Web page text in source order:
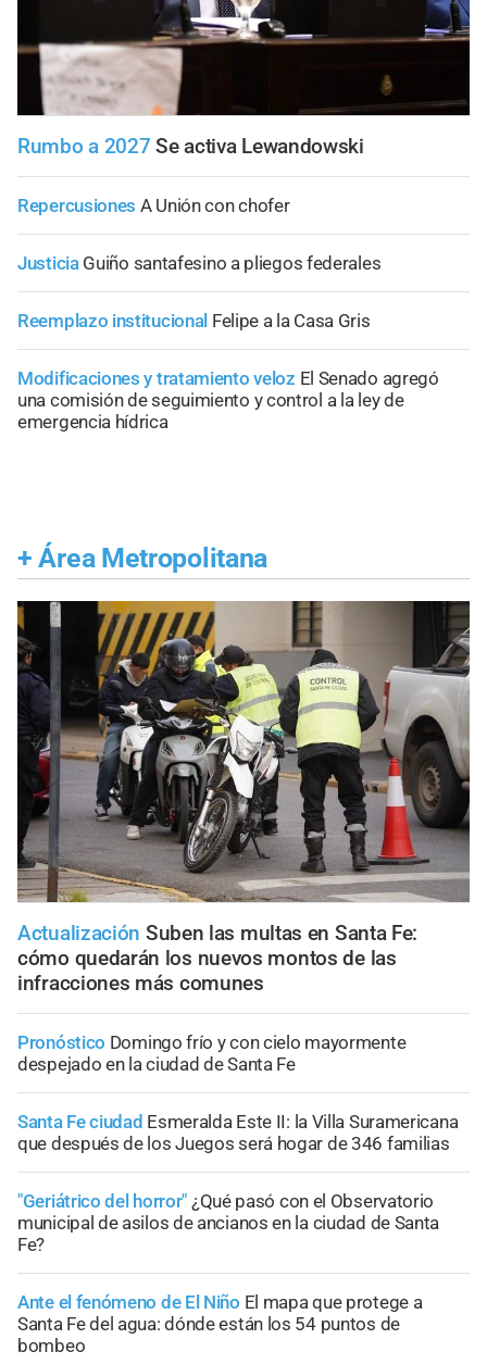
Rumbo a 2027 Se activa Lewandowski
Repercusiones A Unión con chofer
Justicia Guiño santafesino a pliegos federales
Reemplazo institucional Felipe a la Casa Gris
Modificaciones y tratamiento veloz El Senado agregó
una comisión de seguimiento y control a la ley de
emergencia hídrica
+ Área Metropolitana
Actualización Suben las multas en Santa Fe:
cómo quedarán los nuevos montos de las
infracciones más comunes
Pronóstico Domingo frío y con cielo mayormente
despejado en la ciudad de Santa Fe
Santa Fe ciudad Esmeralda Este II: la Villa Suramericana
que después de los Juegos será hogar de 346 familias
"Geriátrico del horror" ¿Qué pasó con el Observatorio
municipal de asilos de ancianos en la ciudad de Santa
Fe?
Ante el fenómeno de El Niño El mapa que protege a
Santa Fe del agua: dónde están los 54 puntos de
bombeo